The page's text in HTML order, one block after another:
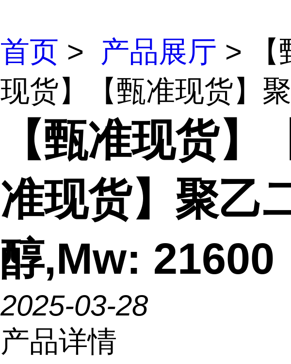
首页 > 产品展厅 > 【
现货】【甄准现货】
【甄准现货】
准现货】聚乙
醇,Mw: 21600
2025-03-28
产品详情